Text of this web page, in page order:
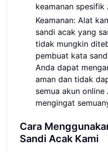
keamanan spesifik
Keamanan: Alat
sandi acak yang
tidak mungkin
pembuat kata
Anda dapat
aman dan tidak
semua akun
mengingat
Cara
Sandi Acak Kami